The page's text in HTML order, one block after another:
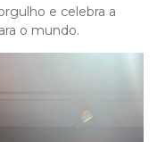
e celebra a
o mundo.